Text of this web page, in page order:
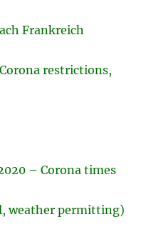
Frankreich
restrictions,
– Corona times
weather permitting)